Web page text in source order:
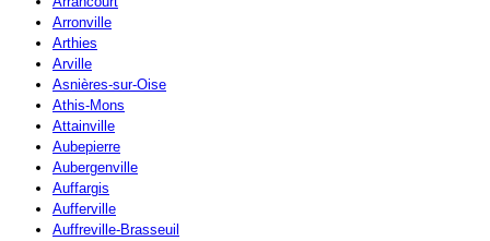
Arronville
Arthies
Arville
Asnières-sur-Oise
Athis-Mons
Attainville
Aubepierre
Aubergenville
Auffargis
Aufferville
Auffreville-Brasseuil